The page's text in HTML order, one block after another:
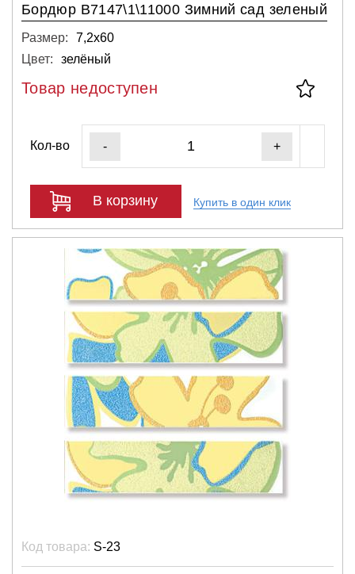
Бордюр В7147\1\11000 Зимний сад зеленый
Размер:
7,2х60
Цвет:
зелёный
Товар недоступен
Кол-во - +
В корзину Купить в один клик
Код товара: S-23